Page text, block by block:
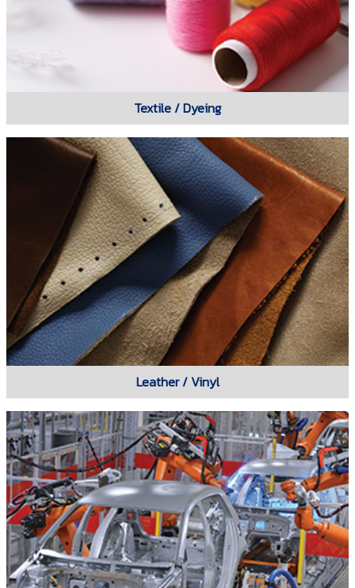
Textile / Dyeing
Leather / Vinyl